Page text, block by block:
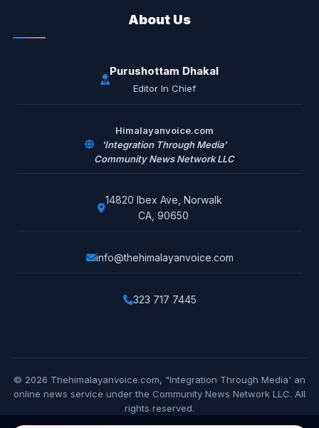
About Us
Purushottam Dhakal
Editor In Chief
Himalayanvoice.com
'Integration Through Media'
Community News Network LLC
14820 Ibex Ave, Norwalk
CA, 90650
info@thehimalayanvoice.com
323 717 7445
© 2026 Thehimalayanvoice.com, "Integration Through Media' an
online news service under the Community News Network LLC. All
rights reserved.